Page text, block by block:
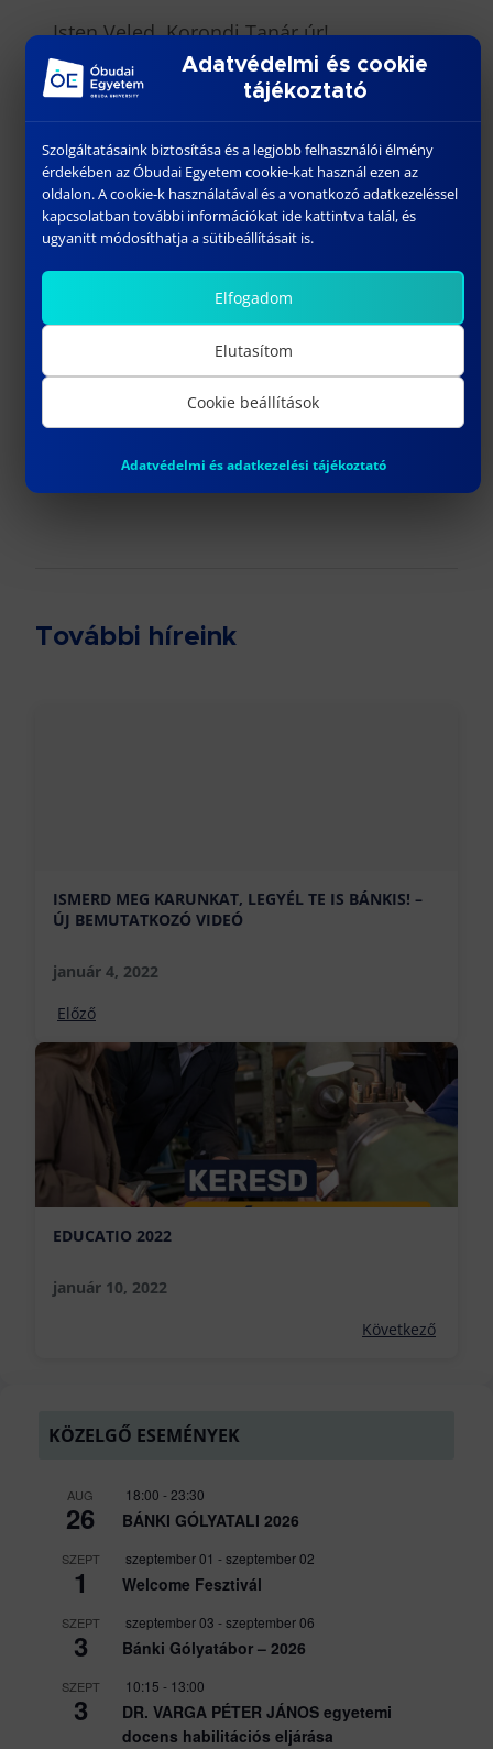
Isten Veled, Korondi Tanár úr!
Címkék
#nekrológ
További híreink
ISMERD MEG KARUNKAT, LEGYÉL TE IS BÁNKIS! –
ÚJ BEMUTATKOZÓ VIDEÓ
január 4, 2022
Előző
EDUCATIO 2022
január 10, 2022
Következő
KÖZELGŐ ESEMÉNYEK
AUG
26
18:00 - 23:30
BÁNKI GÓLYATALI 2026
SZEPT
1
szeptember 01 -szeptember 02
Welcome Fesztivál
SZEPT
3
szeptember 03 -szeptember 06
Bánki Gólyatábor – 2026
SZEPT
3
10:15 - 13:00
DR. VARGA PÉTER JÁNOS egyetemi
docens habilitációs eljárása
Adatvédelmi és cookie
tájékoztató
Szolgáltatásaink biztosítása és a legjobb felhasználói élmény
érdekében az Óbudai Egyetem cookie-kat használ ezen az
oldalon. A cookie-k használatával és a vonatkozó adatkezeléssel
kapcsolatban további információkat ide kattintva talál, és
ugyanitt módosíthatja a sütibeállításait is.
Elfogadom
Elutasítom
Cookie beállítások
Adatvédelmi és adatkezelési tájékoztató